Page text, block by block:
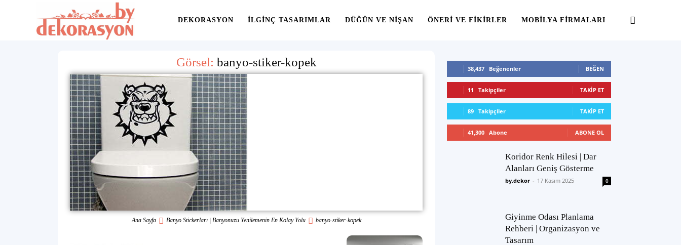
İlham
DEKORASYON İLGINÇ TASARIMLAR DÜĞÜN VE NIŞAN ÖNERI VE FIKIRLER MOBILYA FIRMALARI
Görsel: banyo-stiker-kopek
Ana Sayfa Banyo Stickerları | Banyonuzu Yenilemenin En Kolay Yolu banyo-stiker-kopek
38,437 Beğenenler BEĞEN
11 Takipçiler TAKIP ET
89 Takipçiler TAKIP ET
41,300 Abone ABONE OL
Koridor Renk Hilesi | Dar
Alanları Geniş Gösterme
by.dekor - 17 Kasım 2025 0
Giyinme Odası Planlama
Rehberi | Organizasyon ve
Tasarım